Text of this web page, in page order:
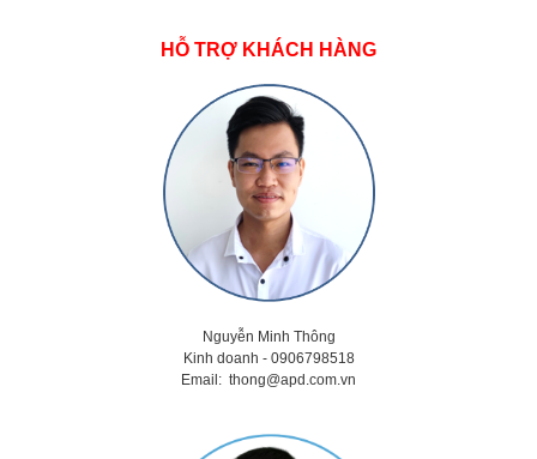
HỖ TRỢ KHÁCH HÀNG
Nguyễn Minh Thông
Kinh doanh - 0906798518
Email: thong@apd.com.vn